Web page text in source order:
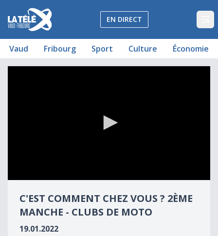
La Télé - Télévision régionale Vaud et Fribourg
EN DIRECT
Vaud Fribourg Sport Culture Économie
minutes,
seconds
C'EST COMMENT CHEZ VOUS ? 2ÈME
MANCHE - CLUBS DE MOTO
19.01.2022